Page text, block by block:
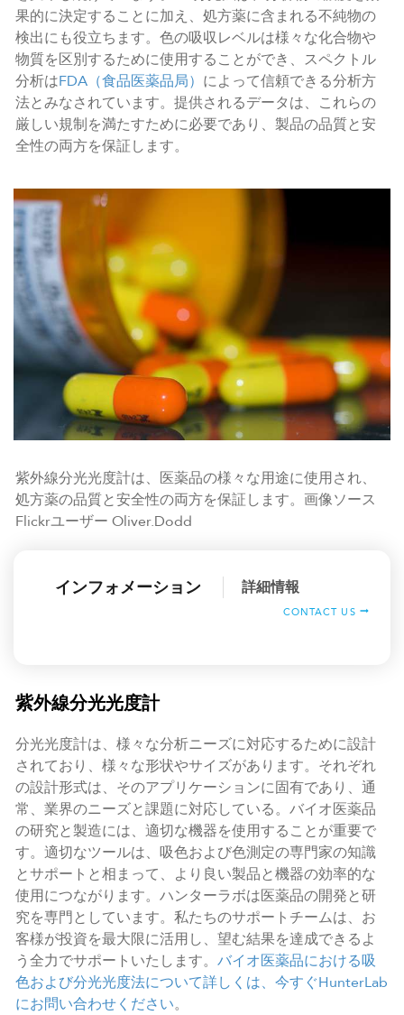
果的に決定することに加え、処方薬に含まれる不純物の
検出にも役立ちます。色の吸収レベルは様々な化合物や
物質を区別するために使用することができ、スペクトル
分析はFDA（食品医薬品局） によって信頼できる分析方
法とみなされています。提供されるデータは、これらの
厳しい規制を満たすために必要であり、製品の品質と安
全性の両方を保証します。
紫外線分光光度計は、医薬品の様々な用途に使用され、
処方薬の品質と安全性の両方を保証します。画像ソース
Flickrユーザー Oliver.Dodd
インフォメーション 詳細情報
CONTACT US
紫外線分光光度計
分光光度計は、様々な分析ニーズに対応するために設計
されており、様々な形状やサイズがあります。それぞれ
の設計形式は、そのアプリケーションに固有であり、通
常、業界のニーズと課題に対応している。バイオ医薬品
の研究と製造には、適切な機器を使用することが重要で
す。適切なツールは、吸色および色測定の専門家の知識
とサポートと相まって、より良い製品と機器の効率的な
使用につながります。ハンターラボは医薬品の開発と研
究を専門としています。私たちのサポートチームは、お
客様が投資を最大限に活用し、望む結果を達成できるよ
う全力でサポートいたします。 バイオ医薬品における吸
色および分光光度法について詳しくは、今すぐHunterLab
にお問い合わせください。